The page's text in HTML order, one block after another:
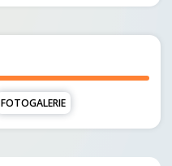
FOTOGALERIE